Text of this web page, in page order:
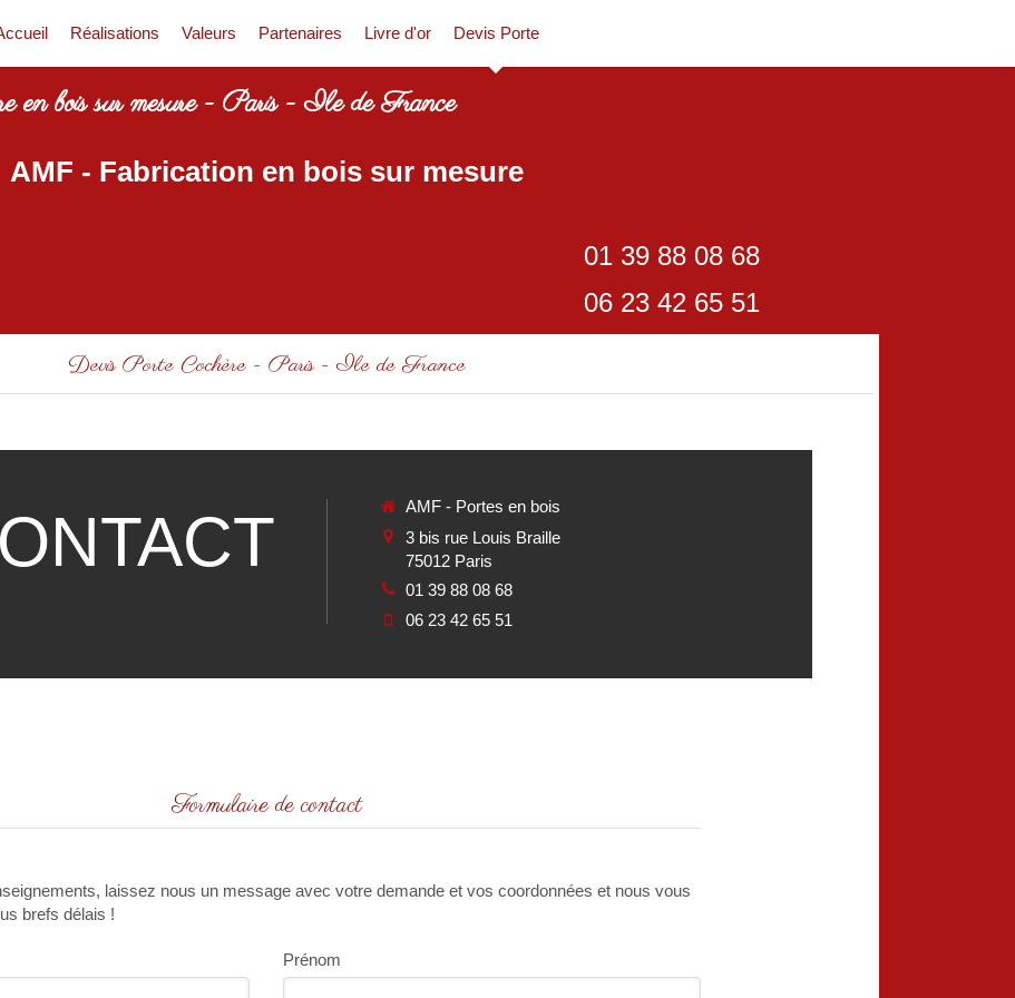
Réalisations Valeurs Partenaires Livre d'or Devis Porte
en bois sur mesure - Paris - Ile de France
AMF - Fabrication en bois sur mesure
01 39 88 08 68
06 23 42 65 51
Devis Porte Cochère - Paris - Ile de France
AMF - Portes en bois
3 bis rue Louis Braille
75012 Paris
01 39 88 08 68
06 23 42 65 51
Formulaire de contact
laissez nous un message avec votre demande et vos coordonnées et nous vous
brefs délais !
Prénom